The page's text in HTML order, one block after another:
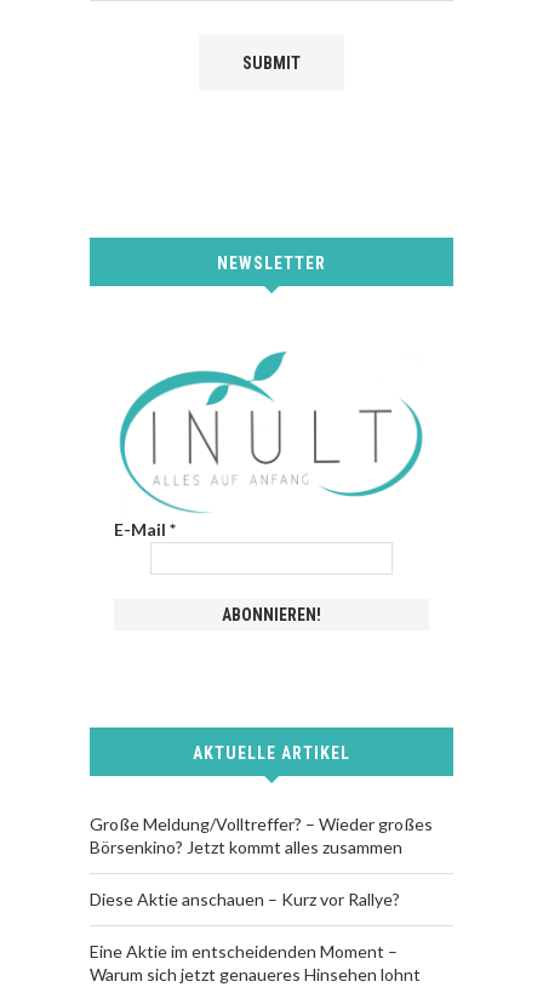
NEWSLETTER
E-Mail *
AKTUELLE ARTIKEL
Große Meldung/Volltreffer? – Wieder großes
Börsenkino? Jetzt kommt alles zusammen
Diese Aktie anschauen – Kurz vor Rallye?
Eine Aktie im entscheidenden Moment –
Warum sich jetzt genaueres Hinsehen lohnt